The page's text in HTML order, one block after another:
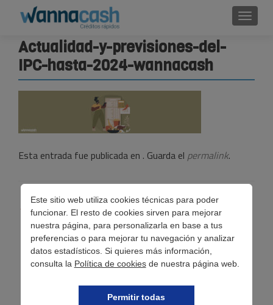
Este sitio web utiliza cookies técnicas para poder
funcionar. El resto de cookies sirven para mejorar
nuestra página, para personalizarla en base a tus
preferencias o para mejorar tu navegación y analizar
datos estadísticos. Si quieres más información,
consulta la Política de cookiesde nuestra página web.
Permitir todas
Actualidad-y-previsiones-del-
IPC-hasta-2024-wannacash
Esta entrada fue publicada en . Guarda el permalink.
Navegación
de
entradas
← Actualidad y previsiones del IPC hasta 2024